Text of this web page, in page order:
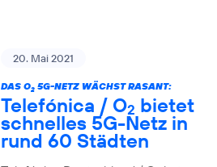
20. Mai 2021
DAS O25G-NETZ WÄCHST RASANT:
Telefónica / O2 bietet
schnelles 5G-Netz in
rund 60 Städten